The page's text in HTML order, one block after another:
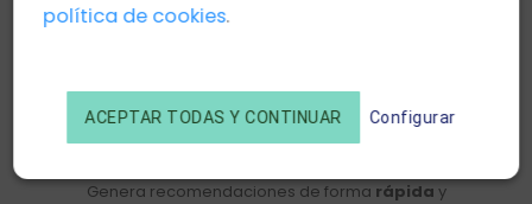
Envío por mail a paciente
PRESCRIPCIÓN EXPRESS
Genera recomendaciones de forma rápida y
política de cookies.
ACEPTAR TODAS Y CONTINUAR Configurar